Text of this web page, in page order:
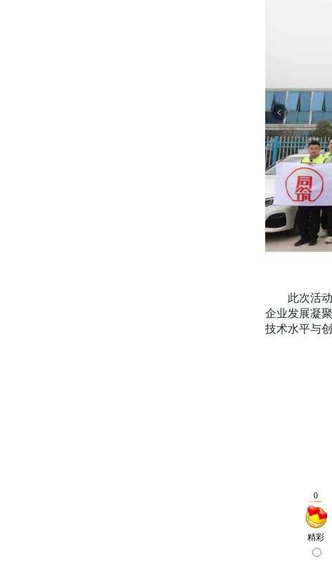
此次活动
企业发展凝
技术水平与